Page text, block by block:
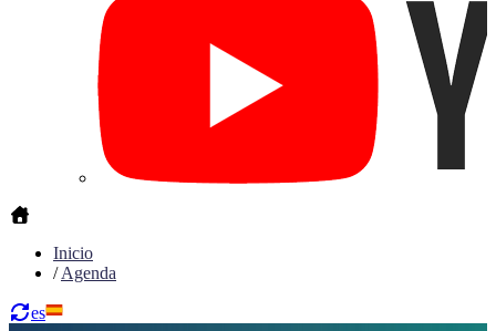
Inicio
/Agenda
es